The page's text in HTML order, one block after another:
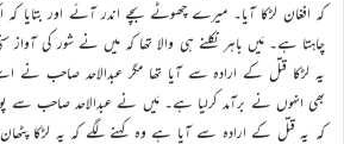
کہ افغان لڑکا آیا۔ میرے چھوٹے بچے اندر آئے اور بتایا کہ
چاہتا ہے۔ مَیں باہر نکلنے ہی والا تھا کہ میں نے شور کی آواز
یہ لڑکا قتل کے ارادہ سے آیا تھا مگر عبدالاحد صاحب نے
بھی انہوں نے برآمد کرلیا ہے۔ مَیں نے عبدالاحد صاحب سے
کہ یہ قتل کے ارادہ سے آیا ہے وہ کہنے لگے کہ یہ لڑکا